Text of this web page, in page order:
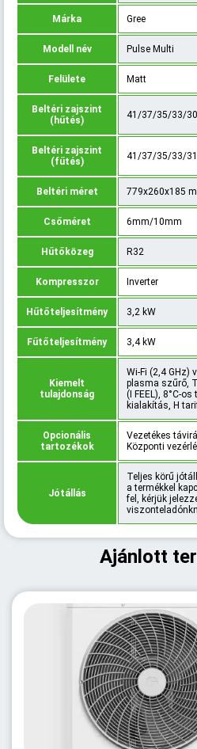
Márka Gree
Modell név Pulse Multi
Felülete Matt
Beltéri zajszint
(hűtés)
41/37/35/33/
Beltéri zajszint
(fűtés)
41/37/35/33/
Beltéri méret 779x260x185
Csőméret 6mm/10mm
Hűtőközeg R32
Kompresszor Inverter
Hűtőteljesítmény 3,2 kW
Fűtőteljesítmény 3,4 kW
Kiemelt
tulajdonság
Wi-Fi (2,4 GHz)
plasma szűrő,
(I FEEL), 8°C-
kialakítás, H
Opcionális
tartozékok
Vezetékes
Központi
Jótállás
Teljes körű
a termékkel
fel, kérjük
Ajánlott